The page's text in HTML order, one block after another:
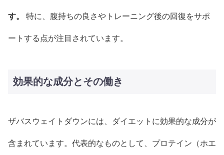
す。 特に、腹持ちの良さやトレーニング後の回復をサポ
ートする点が注目されています。
効果的な成分とその働き
ザバスウェイトダウンには、ダイエットに効果的な成分が
含まれています。代表的なものとして、プロテイン（ホエ